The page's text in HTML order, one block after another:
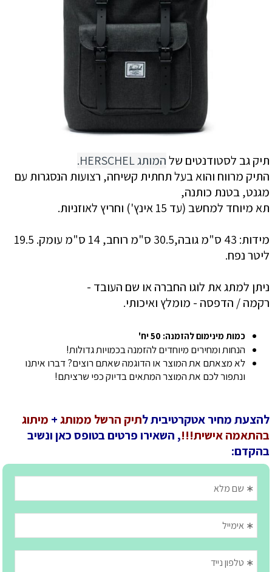
תיק גב לסטודנטים שלהמותג HERSCHEL.
התיק מרווח והוא בעל תחתית קשיחה, רצועות הנסגרות עם
מגנט, בטנת כותנה,
תא מיוחד למחשב (עד 15 אינץ') וחריץ לאוזניות.
מידות: 43 ס"מ גובה,30.5 ס"מ רוחב, 14 ס"מ עומק. 19.5
ליטר נפח.
ניתן למתג את לוגו החברה או שם העובד -
רקמה / הדפסה - מומלץ ואיכותי.
כמות מינימום להזמנה: 50 יח'
הנחות ומחירים מיוחדים להזמנה בכמויות גדולות!
לא מצאתם את המוצר או הדוגמה שאתם רוצים? דברו איתנו
ונתפור לכם את המוצר המתאים בדיוק כפי שרציתם!
להצעת מחיר אטקרטיבית לתיק הרשל ממותג+ מיתוג
בהתאמה אישית!!!, השאירו פרטים בטופס כאן ונשיב
בהקדם: